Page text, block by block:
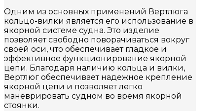
Одним из основных применений Вертлюга
кольцо-вилки является его использование в
якорной системе судна. Это изделие
позволяет свободно поворачиваться вокруг
своей оси, что обеспечивает гладкое и
эффективное функционирование якорной
цепи. Благодаря наличию кольца и вилки,
Вертлюг обеспечивает надежное крепление
якорной цепи и позволяет легко
маневрировать судном во время якорной
стоянки.